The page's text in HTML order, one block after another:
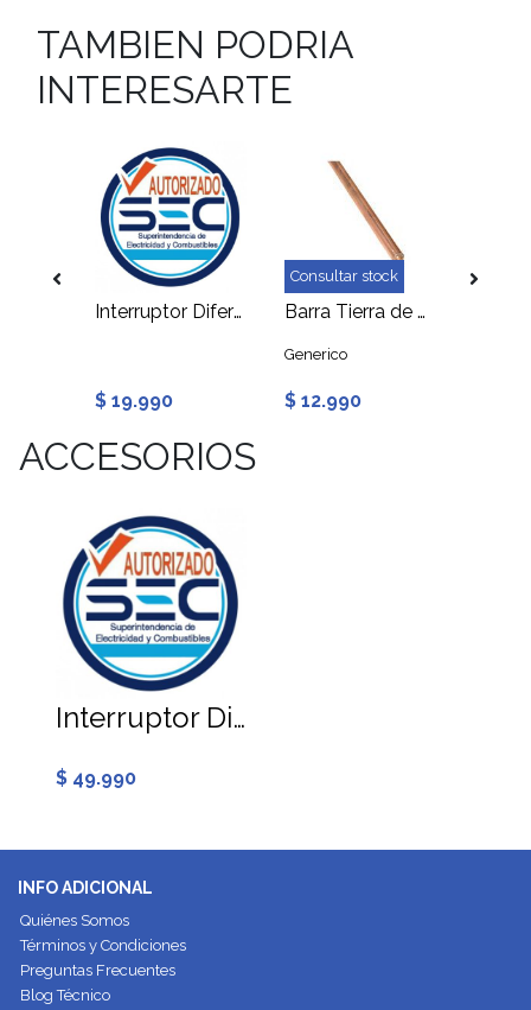
TAMBIEN PODRIA
INTERESARTE
Interruptor Diferencial Tipo AC 25A 30mA
$ 19.990
Consultar stock
Barra Tierra de Protección
Generico
$ 12.990
ACCESORIOS
Interruptor Diferencial 40A 30mA Tipo AC
$ 49.990
INFO ADICIONAL
Quiénes Somos
Términos y Condiciones
Preguntas Frecuentes
Blog Técnico